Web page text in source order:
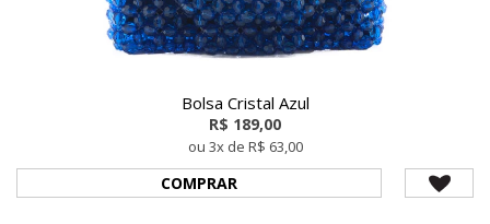
Bolsa Cristal Azul
R$ 189,00
ou 3x de R$ 63,00
COMPRAR